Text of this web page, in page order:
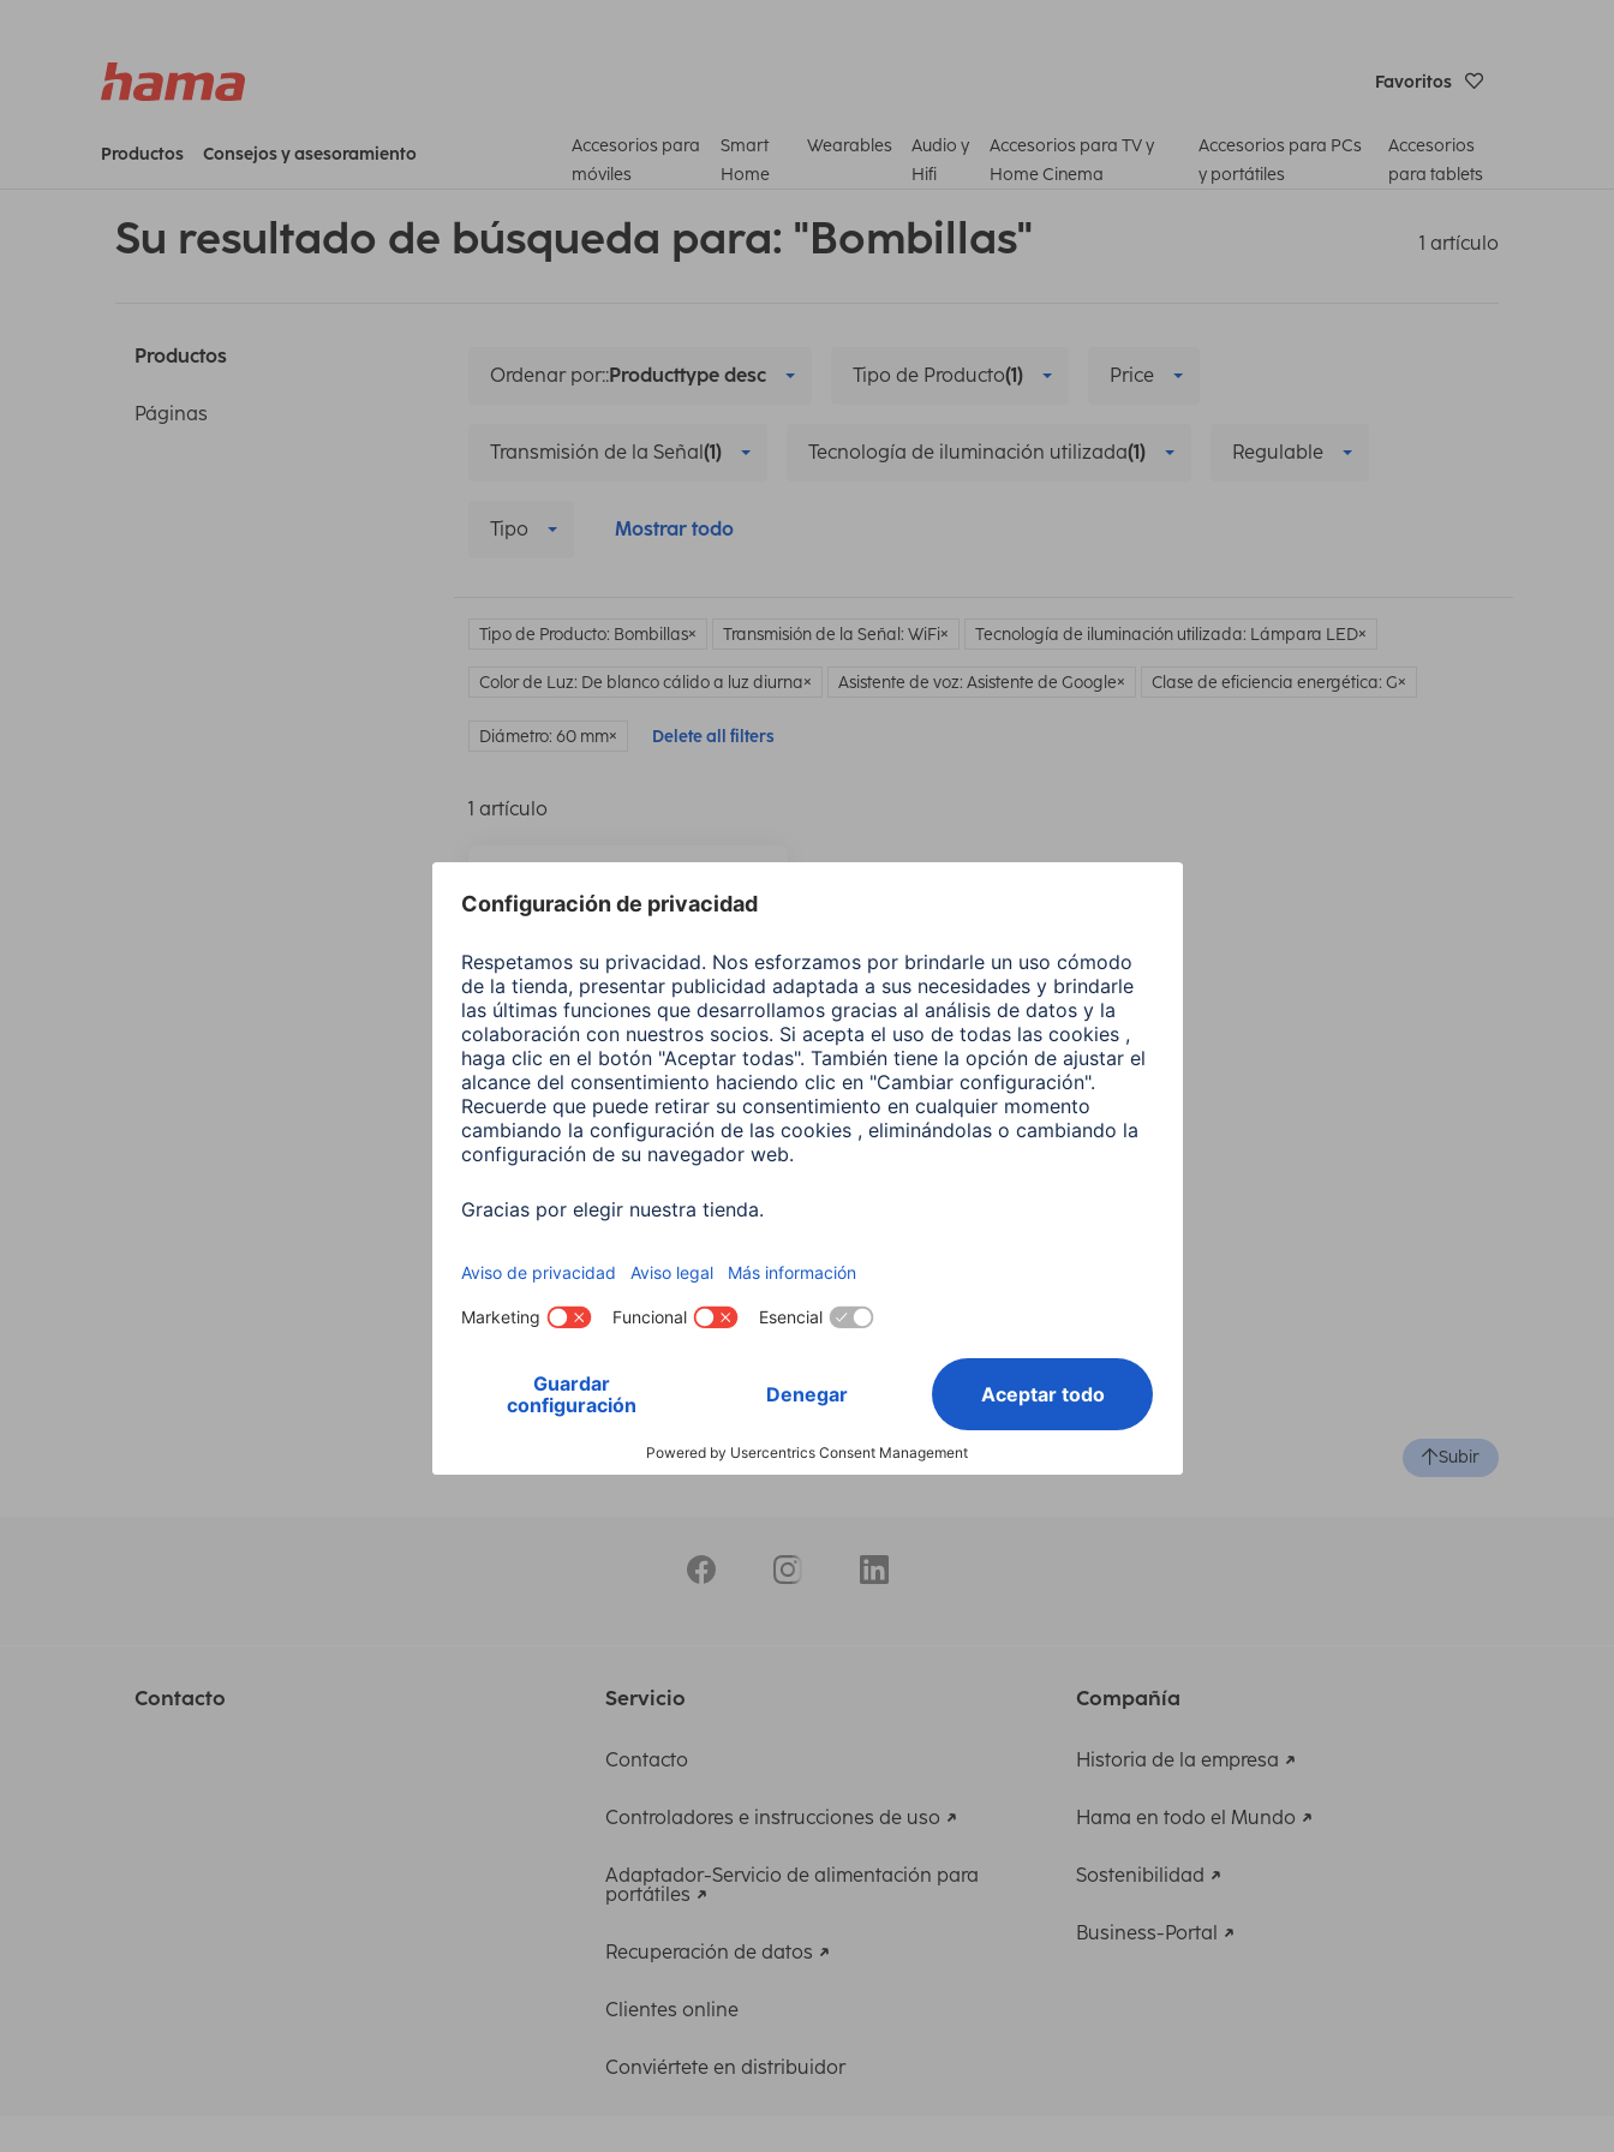
Favoritos
Productos Consejos y asesoramiento
Accesorios para
móviles
Smart
Home
Wearables
Audio y
Hifi
Accesorios para TV y
Home Cinema
Accesorios para PCs
y portátiles
Accesorios
para tablets
Su resultado de búsqueda para: "Bombillas" 1 artículo
Productos
Páginas
Ordenar por::Producttype desc Tipo de Producto(1) Price
Transmisión de la Señal(1) Tecnología de iluminación utilizada(1) Regulable
Tipo Mostrar todo
Tipo de Producto: Bombillas Transmisión de la Señal: WiFi Tecnología de iluminación utilizada: Lámpara LED
Color de Luz: De blanco cálido a luz diurna Asistente de voz: Asistente de Google Clase de eficiencia energética: G
Diámetro: 60 mm Delete all filters
1 artículo
E27 10W RGB+CCT Regulable
9,99 EUR
encuentras el
producto que
buscas?
Buscar entre todos
nuestros
Subir
Contacto Servicio
Contacto
Controladores e instrucciones de uso
Adaptador-Servicio de alimentación para
portátiles
Recuperación de datos
Clientes online
Conviértete en distribuidor
Compañía
Historia de la empresa
Hama en todo el Mundo
Sostenibilidad
Business-Portal